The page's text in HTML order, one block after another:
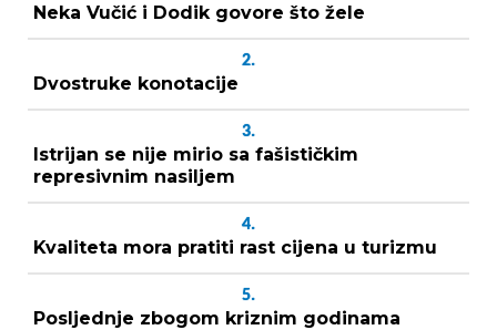
Neka Vučić i Dodik govore što žele
2.
Dvostruke konotacije
3.
Istrijan se nije mirio sa fašističkim
represivnim nasiljem
4.
Kvaliteta mora pratiti rast cijena u turizmu
5.
Posljednje zbogom kriznim godinama